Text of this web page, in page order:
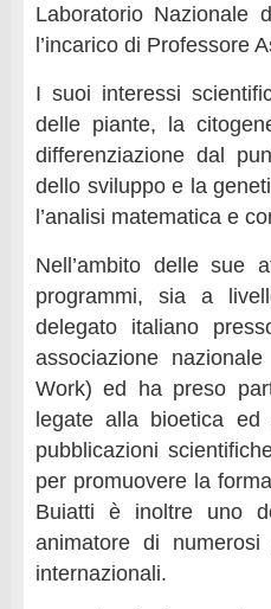
Laboratorio Nazionale
l’incarico di Professore
I suoi interessi
delle piante, la
differenziazione dal
dello sviluppo e la
l’analisi matematica e
Nell’ambito delle sue
programmi, sia a
delegato italiano
associazione
Work) ed ha preso
legate alla bioetica
pubblicazioni
per promuovere la
Buiatti è inoltre uno
animatore di
internazionali.